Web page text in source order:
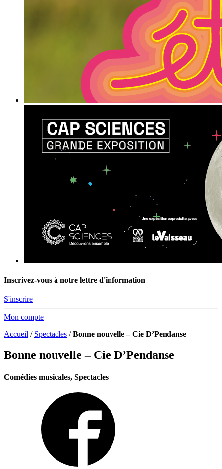
Inscrivez-vous à notre lettre d'information
S'inscrire
Mon compte
Accueil / Spectacles /Bonne nouvelle – Cie D’Pendanse
Bonne nouvelle – Cie D’Pendanse
Comédies musicales, Spectacles